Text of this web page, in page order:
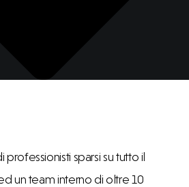
professionisti sparsi su tutto il
un team interno di oltre 10